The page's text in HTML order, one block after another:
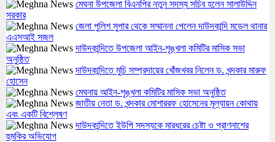
মেঘনা উপজেলা বিএনপির নতুন সদস্য সচিব হলেন সালাউদ্দিন
সরকার
জেলা পুলিশ সুপার থেকে সম্মাননা পেলেন দাউদকান্দি মডেল থানার
এএসআই সজল
দাউদকান্দিতে উপজেলা আইন-শৃঙ্খলা কমিটির মাসিক সভা
অনুষ্ঠিত
দাউদকান্দিতে মুচি সম্প্রদায়ের খোঁজখবর নিলেন ড. খন্দকার মারুফ
হোসেন
মেঘনায় আইন-শৃঙ্খলা কমিটির মাসিক সভা অনুষ্ঠিত
জাতীয় নেতা ড. খন্দকার মোশাররফ হোসেনের মূল্যায়ন কোথায়
এবং একটি বিশ্লেষণ
দাউদকান্দিতে ইউপি সদস্যকে মারধরের চেষ্টা ও প্রাণনাশের
হুমকির অভিযোগ